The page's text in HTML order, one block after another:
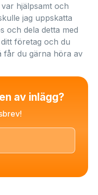
av inlägg?
hjälpsamt och
jag uppskatta
och dela detta med
företag och du
får du gärna höra av